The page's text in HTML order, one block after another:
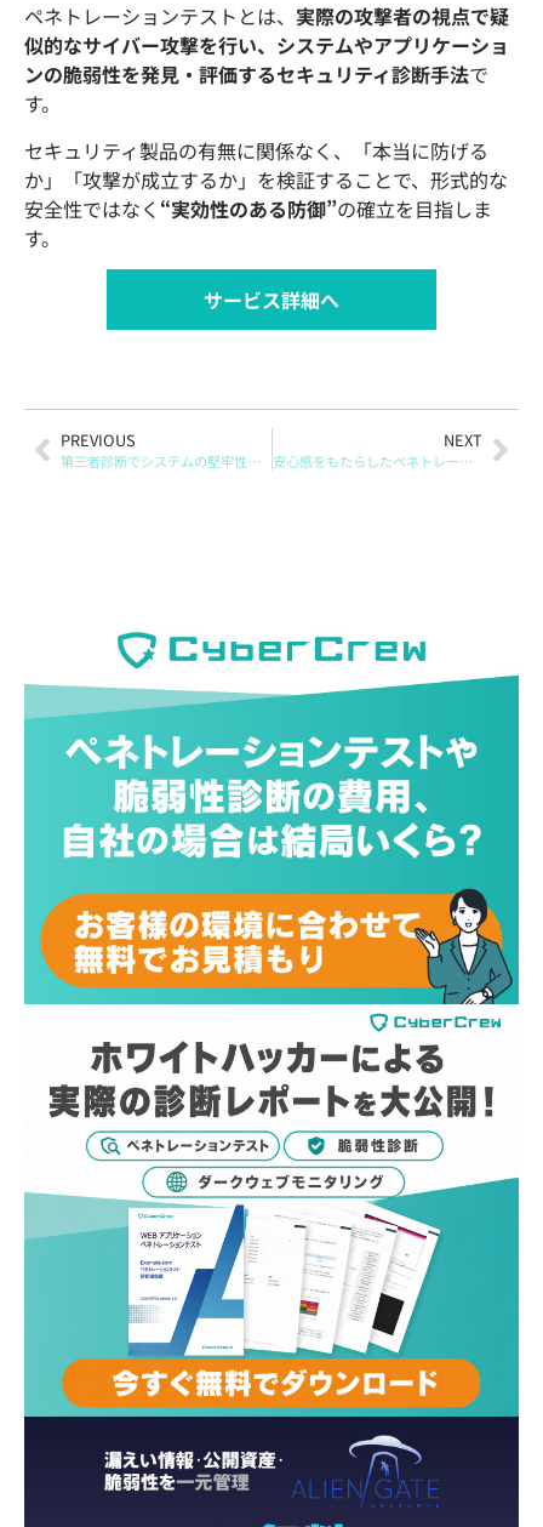
ペネトレーションテストとは、 実際の攻撃者の視点で疑
似的なサイバー攻撃を行い、システムやアプリケーショ
ンの脆弱性を発見・評価するセキュリティ診断手法で
す。
セキュリティ製品の有無に関係なく、「本当に防げる
か」「攻撃が成立するか」を検証することで、形式的な
安全性ではなく “実効性のある防御”の確立を目指しま
す。
サービス詳細へ
PREVIOUS
第三者診断でシステムの堅牢性を再確認（株式会社アクセスネクステージ）
NEXT
安心感をもたらしたペネトレーションテスト活用(株式会社ハンモック)